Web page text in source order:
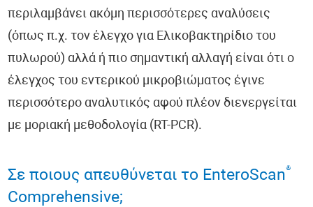
περιλαμβάνει ακόμη περισσότερες αναλύσεις
(όπως π.χ. τον έλεγχο για Ελικοβακτηρίδιο του
πυλωρού) αλλά ή πιο σημαντική αλλαγή είναι ότι ο
έλεγχος του εντερικού μικροβιώματος έγινε
περισσότερο αναλυτικός αφού πλέον διενεργείται
με μοριακή μεθοδολογία (RT-PCR).
Σε ποιους απευθύνεται το EnteroScan®
Comprehensive;